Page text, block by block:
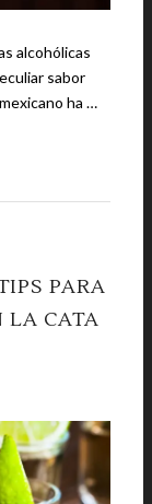
alcohólicas
sabor
a relajarte. El vino mexicano ha …
PARA
LA CATA